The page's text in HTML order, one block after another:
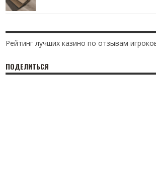
Рейтинг лучших казино по отзывам
ПОДЕЛИТЬСЯ